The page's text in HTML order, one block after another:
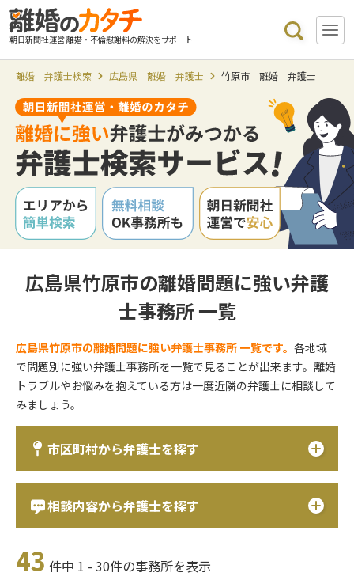
朝日新聞社運営 離婚・不倫慰謝料の解決をサポート
離婚 弁護士検索 広島県 離婚 弁護士 竹原市 離婚 弁護士
広島県竹原市の離婚問題に強い弁護
士事務所 一覧
広島県竹原市の離婚問題に強い弁護士事務所 一覧です。各地域
で問題別に強い弁護士事務所を一覧で見ることが出来ます。離婚
トラブルやお悩みを抱えている方は一度近隣の弁護士に相談して
みましょう。
市区町村から弁護士を探す
相談内容から弁護士を探す
43 件中 1 - 30件の事務所を表示